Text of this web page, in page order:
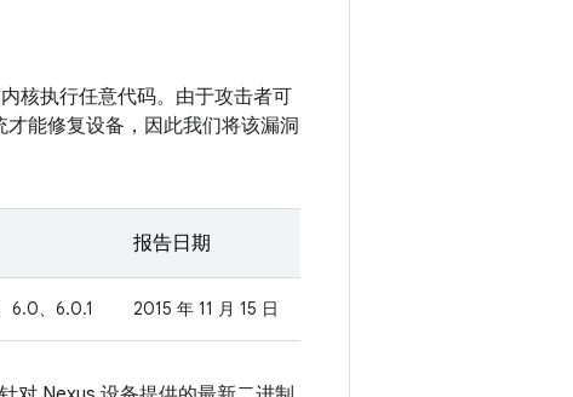
核执行任意代码。由于攻击者可
能修复设备，因此我们将该漏洞
报告日期
6.0、6.0.1 2015 年 11 月 15 日